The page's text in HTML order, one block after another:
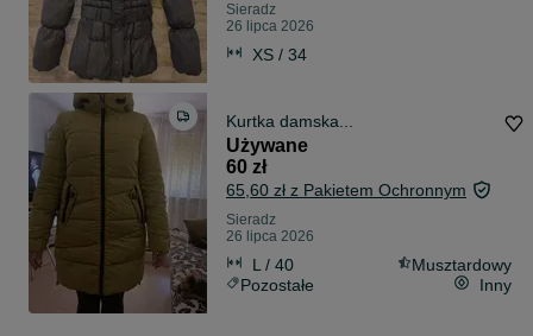
Sieradz
26 lipca 2026
XS / 34
Kurtka damska...
Używane
60 zł
65,60 zł z Pakietem Ochronnym
Sieradz
26 lipca 2026
L / 40
Musztardowy
Pozostałe
Inny